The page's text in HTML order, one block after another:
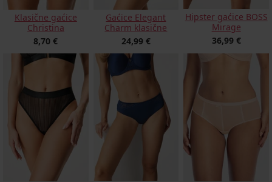
Klasične gaćice
Christina
8,70 €
Gaćice Elegant
Charm klasične
24,99 €
Hipster gaćice BOSS
Mirage
36,99 €